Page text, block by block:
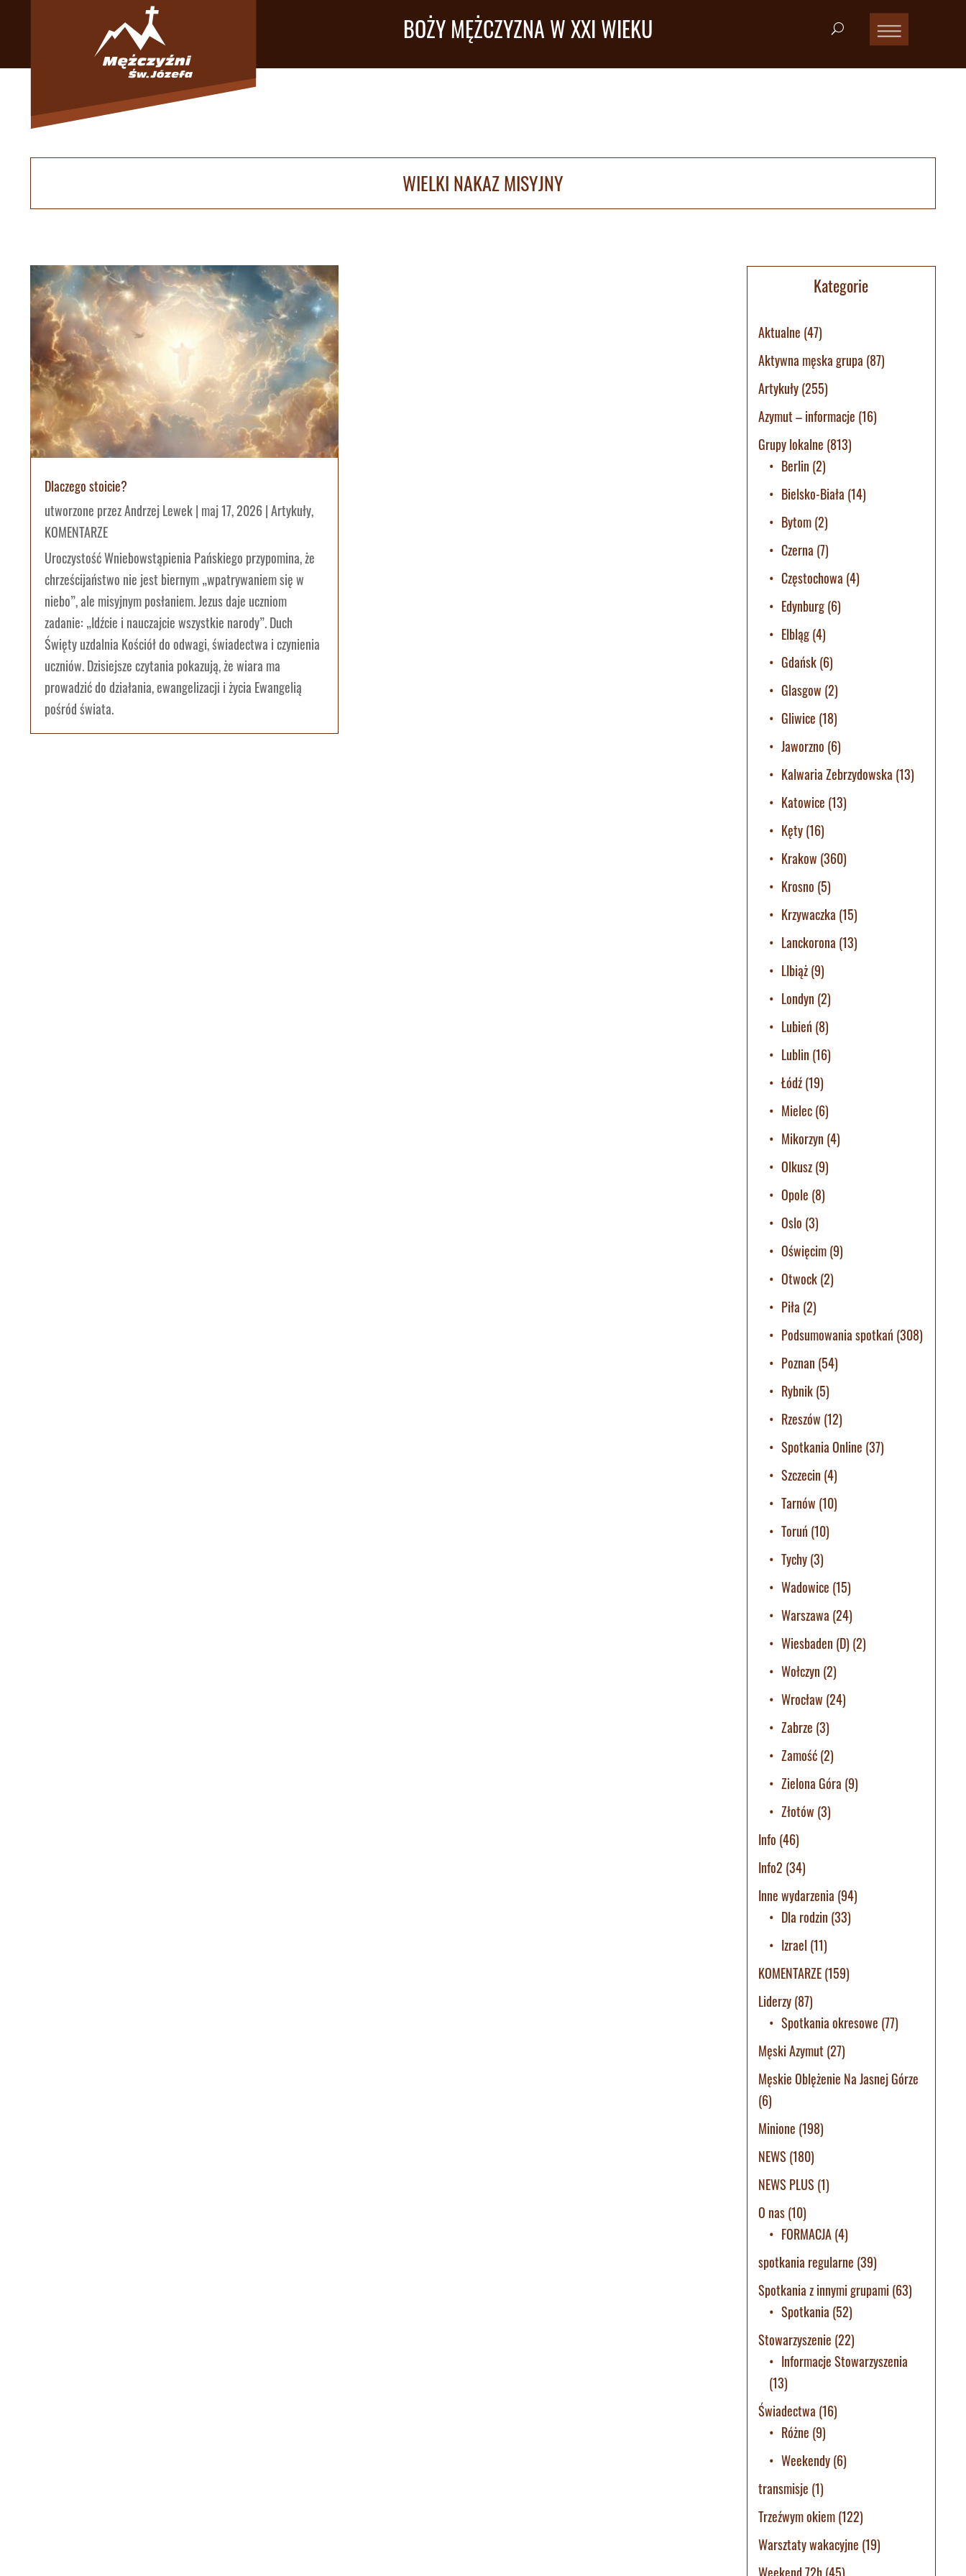
BOŻY MĘŻCZYZNA W XXI WIEKU
WIELKI NAKAZ MISYJNY
Dlaczego stoicie?
utworzone przezAndrzej Lewek| maj 17, 2026|Artykuły,
KOMENTARZE
Uroczystość Wniebowstąpienia Pańskiego przypomina, że
chrześcijaństwo nie jest biernym „wpatrywaniem się w
niebo”, ale misyjnym posłaniem. Jezus daje uczniom
zadanie: „Idźcie i nauczajcie wszystkie narody”. Duch
Święty uzdalnia Kościół do odwagi, świadectwa i czynienia
uczniów. Dzisiejsze czytania pokazują, że wiara ma
prowadzić do działania, ewangelizacji i życia Ewangelią
pośród świata.
Kategorie
Aktualne (47)
Aktywna męska grupa (87)
Artykuły(255)
Azymut – informacje (16)
Grupy lokalne (813)
Berlin (2)
Bielsko-Biała (14)
Bytom(2)
Czerna (7)
Częstochowa (4)
Edynburg(6)
Elbląg(4)
Gdańsk(6)
Glasgow (2)
Gliwice (18)
Jaworzno (6)
Kalwaria Zebrzydowska (13)
Katowice (13)
Kęty(16)
Krakow (360)
Krosno (5)
Krzywaczka (15)
Lanckorona (13)
LIbiąż(9)
Londyn (2)
Lubień (8)
Lublin (16)
Łódź(19)
Mielec(6)
Mikorzyn (4)
Olkusz(9)
Opole (8)
Oslo (3)
Oświęcim(9)
Otwock(2)
Piła (2)
Podsumowania spotkań (308)
Poznan (54)
Rybnik(5)
Rzeszów (12)
Spotkania Online (37)
Szczecin (4)
Tarnów (10)
Toruń (10)
Tychy(3)
Wadowice (15)
Warszawa (24)
Wiesbaden (D) (2)
Wołczyn (2)
Wrocław (24)
Zabrze (3)
Zamość(2)
Zielona Góra (9)
Złotów (3)
Info (46)
Info2 (34)
Inne wydarzenia (94)
Dla rodzin (33)
Izrael (11)
KOMENTARZE(159)
Liderzy(87)
Spotkania okresowe (77)
Męski Azymut (27)
Męskie Oblężenie Na Jasnej Górze
(6)
Minione (198)
NEWS (180)
NEWS PLUS (1)
O nas(10)
FORMACJA(4)
spotkania regularne (39)
Spotkania z innymi grupami (63)
Spotkania (52)
Stowarzyszenie (22)
Informacje Stowarzyszenia
(13)
Świadectwa (16)
Różne (9)
Weekendy(6)
transmisje (1)
Trzeźwym okiem(122)
Warsztaty wakacyjne (19)
Weekend 72h(45)